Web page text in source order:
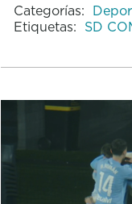
Categorías:
Etiquetas: SD